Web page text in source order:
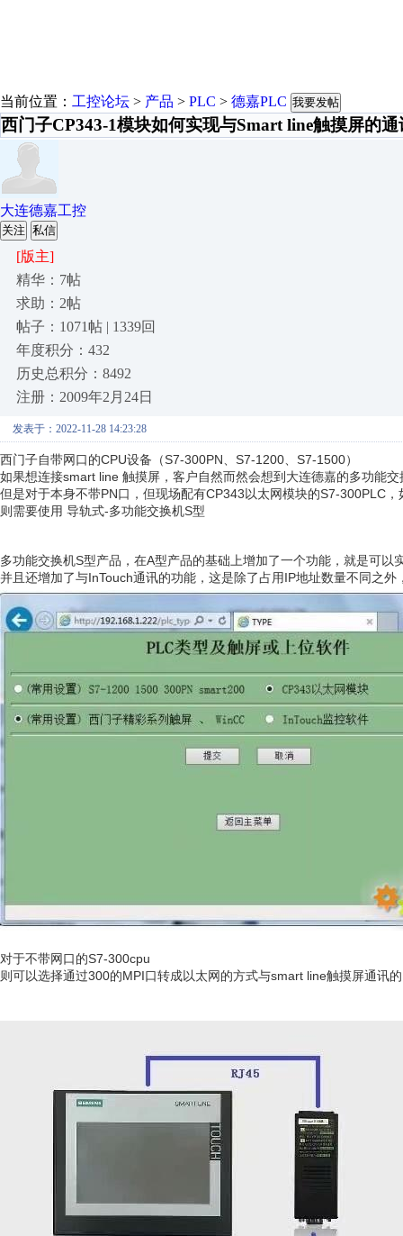
当前位置： 工控论坛 > 产品 > PLC > 德嘉PLC 我要发帖
西门子CP343-1模块如何实现与Smart line触摸屏的通
大连德嘉工控
关注 私信
[版主]
精华：7帖
求助：2帖
帖子：1071帖 | 1339回
年度积分：432
历史总积分：8492
注册：2009年2月24日
发表于：2022-11-28 14:23:28
西门子自带网口的CPU设备（S7-300PN、S7-1200、S7-1500）
如果想连接smart line 触摸屏，客户自然而然会想到大连德嘉的多功能交
但是对于本身不带PN口，但现场配有CP343以太网模块的S7-300PLC
则需要使用 导轨式-多功能交换机S型
多功能交换机S型产品，在A型产品的基础上增加了一个功能，就是可
并且还增加了与InTouch通讯的功能，这是除了占用IP地址数量不同之
对于不带网口的S7-300cpu
则可以选择通过300的MPI口转成以太网的方式与smart line触摸屏通讯